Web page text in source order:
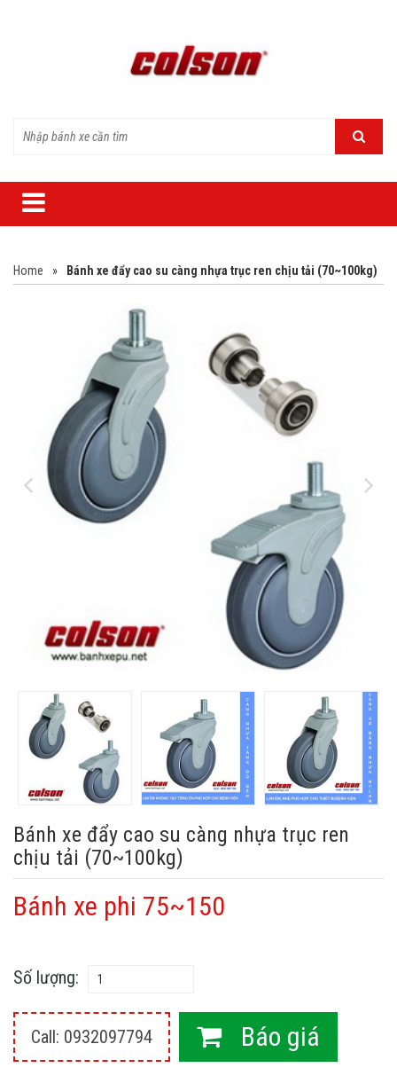
Home » Bánh xe đẩy cao su càng nhựa trục ren chịu tải (70~100kg)
Bánh xe đẩy cao su càng nhựa trục ren
chịu tải (70~100kg)
Bánh xe phi 75~150
Số lượng:
Call: 0932097794 Báo giá